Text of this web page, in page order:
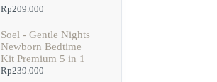
Rp209.000
Soel - Gentle Nights
Newborn Bedtime
Kit Premium 5 in 1
Rp239.000